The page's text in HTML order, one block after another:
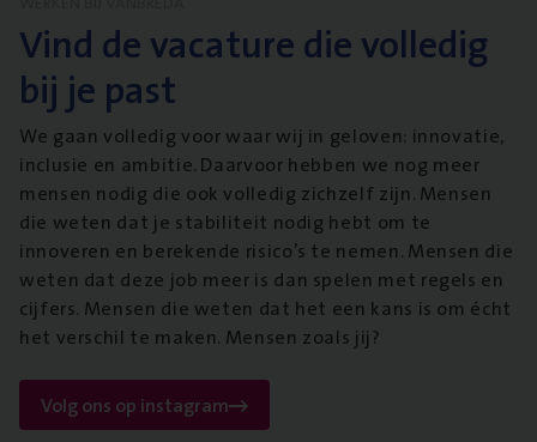
Vind de vacature die volledig
bij je past
We gaan volledig voor waar wij in geloven: innovatie,
inclusie en ambitie. Daarvoor hebben we nog meer
mensen nodig die ook volledig zichzelf zijn. Mensen
die weten dat je stabiliteit nodig hebt om te
innoveren en berekende risico’s te nemen. Mensen die
weten dat deze job meer is dan spelen met regels en
cijfers. Mensen die weten dat het een kans is om écht
het verschil te maken. Mensen zoals jij?
Volg ons op instagram